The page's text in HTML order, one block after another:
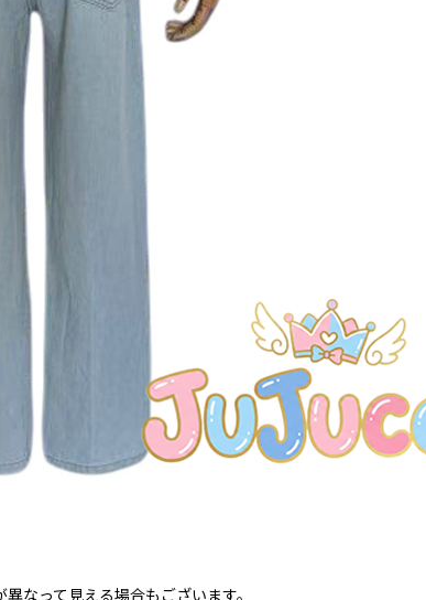
なって見える場合もございます。